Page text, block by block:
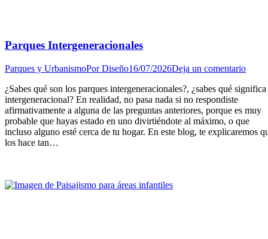
Parques Intergeneracionales
Parques y UrbanismoPorDiseño16/07/2026Deja un comentario
¿Sabes qué son los parques intergeneracionales?, ¿sabes qué significa
intergeneracional? En realidad, no pasa nada si no respondiste
afirmativamente a alguna de las preguntas anteriores, porque es muy
probable que hayas estado en uno divirtiéndote al máximo, o que
incluso alguno esté cerca de tu hogar. En este blog, te explicaremos
los hace tan…